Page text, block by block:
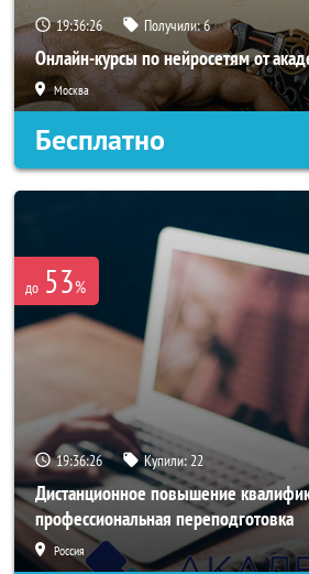
19:36:25 Получили:6
Онлайн-курсы по нейросетям от
Москва
Бесплатно
до 53%
19:36:25 Купили:22
Дистанционное повышение
профессиональная переподготовка
Россия